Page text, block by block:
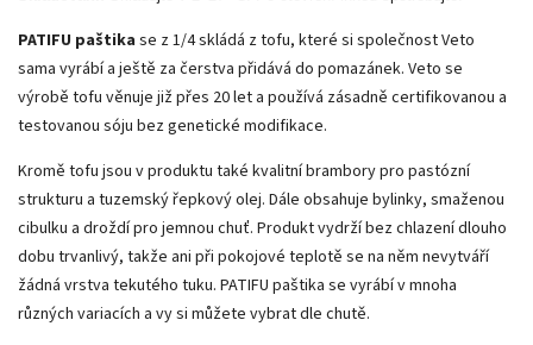
PATIFU paštika se z 1/4 skládá z tofu, které si společnost Veto
sama vyrábí a ještě za čerstva přidává do pomazánek. Veto se
výrobě tofu věnuje již přes 20 let a používá zásadně certifikovanou a
testovanou sóju bez genetické modifikace.
Kromě tofu jsou v produktu také kvalitní brambory pro pastózní
strukturu a tuzemský řepkový olej. Dále obsahuje bylinky, smaženou
cibulku a droždí pro jemnou chuť. Produkt vydrží bez chlazení dlouho
dobu trvanlivý, takže ani při pokojové teplotě se na něm nevytváří
žádná vrstva tekutého tuku. PATIFU paštika se vyrábí v mnoha
různých variacích a vy si můžete vybrat dle chutě.